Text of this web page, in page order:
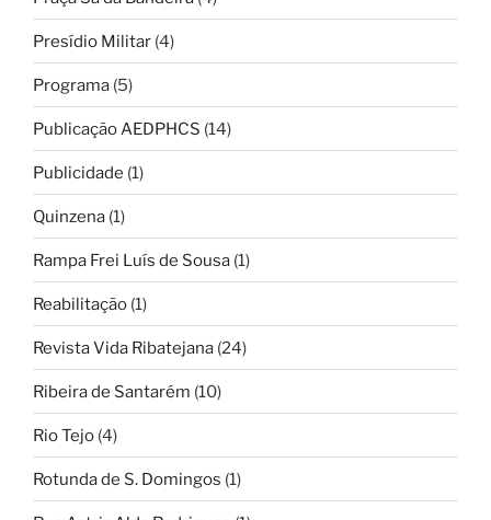
Presídio Militar (4)
Programa (5)
Publicação AEDPHCS (14)
Publicidade (1)
Quinzena (1)
Rampa Frei Luís de Sousa (1)
Reabilitação (1)
Revista Vida Ribatejana (24)
Ribeira de Santarém (10)
Rio Tejo (4)
Rotunda de S. Domingos (1)